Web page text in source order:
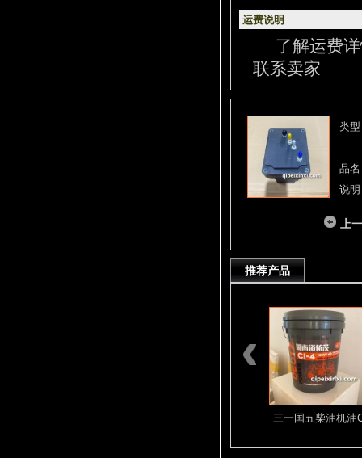
运费说明
了解运费
联系卖家
类
品
说
上
推荐产品
三一国五柴油机油